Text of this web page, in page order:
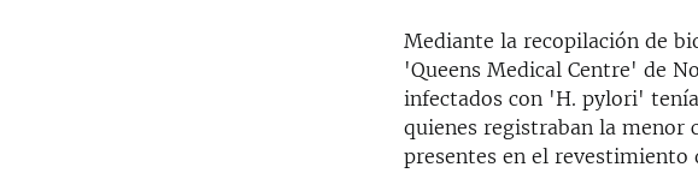
Mediante la recopilación de
'Queens Medical Centre' de
infectados con 'H. pylori'
quienes registraban la menor
presentes en el revestimiento